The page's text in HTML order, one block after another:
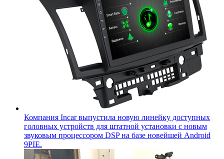
Компания Incar выпустила новую линейку доступных
головных устройств для штатной установки с новым
звуковым процессором DSP на базе новейшей Android
9PIE.